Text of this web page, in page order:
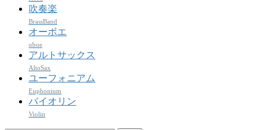
吹奏楽
BrassBand
オーボエ
oboe
アルトサックス
AltoSax
ユーフォニアム
Euphonium
バイオリン
Violin